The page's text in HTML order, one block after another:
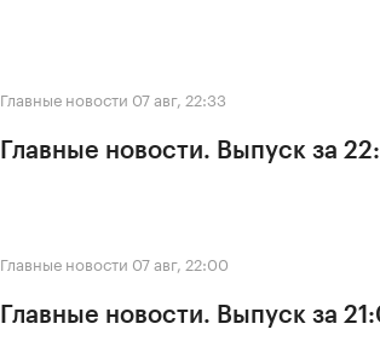
Главные новости 07 авг, 22:33
Главные новости. Выпуск за
Главные новости 07 авг, 22:00
Главные новости. Выпуск за